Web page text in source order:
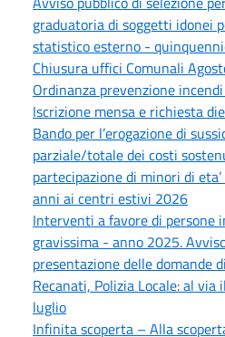
graduatoria di soggetti idonei
statistico esterno -
Chiusura uffici Comunali
Ordinanza prevenzione
Iscrizione mensa e richiesta
Bando per l’erogazione di
parziale/totale dei costi
partecipazione di minori di
anni ai centri estivi 2026
Interventi a favore di persone
gravissima - anno 2025.
presentazione delle domande
Recanati, Polizia Locale: al
luglio
Infinita scoperta – Alla